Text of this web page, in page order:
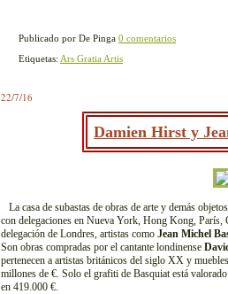
Publicado por De Pinga 0 comentarios
Etiquetas: Ars Gratia Artis
22/7/16
Damien Hirst y
La casa de subastas de obras de arte y demás
con delegaciones en Nueva York, Hong Kong,
delegación de Londres, artistas como Jean Michel
Son obras compradas por el cantante londinense
pertenecen a artistas británicos del siglo XX y
millones de €. Solo el grafiti de Basquiat está
en 419.000 €.